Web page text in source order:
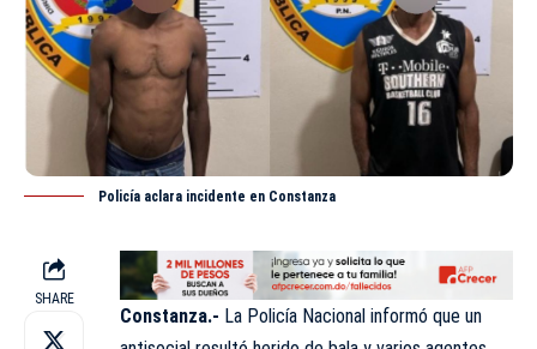
Policía aclara incidente en Constanza
SHARE
Constanza.- La Policía Nacional informó que un